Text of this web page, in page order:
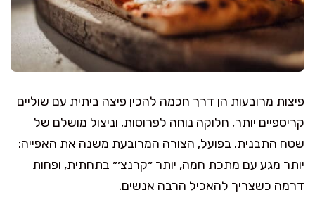
פיצות מרובעות הן דרך חכמה להכין פיצה ביתית עם שוליים
קריספיים יותר, חלוקה נוחה לפרוסות, וניצול מושלם של
שטח התבנית. בפועל, הצורה המרובעת משנה את האפייה:
יותר מגע עם מתכת חמה, יותר ״קרנצ׳״ בתחתית, ופחות
דרמה כשצריך להאכיל הרבה אנשים.